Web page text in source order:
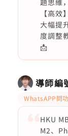
題思維
【高
大幅提
度調整
📩
導師編
WhatsAPP問
HKU
M2、